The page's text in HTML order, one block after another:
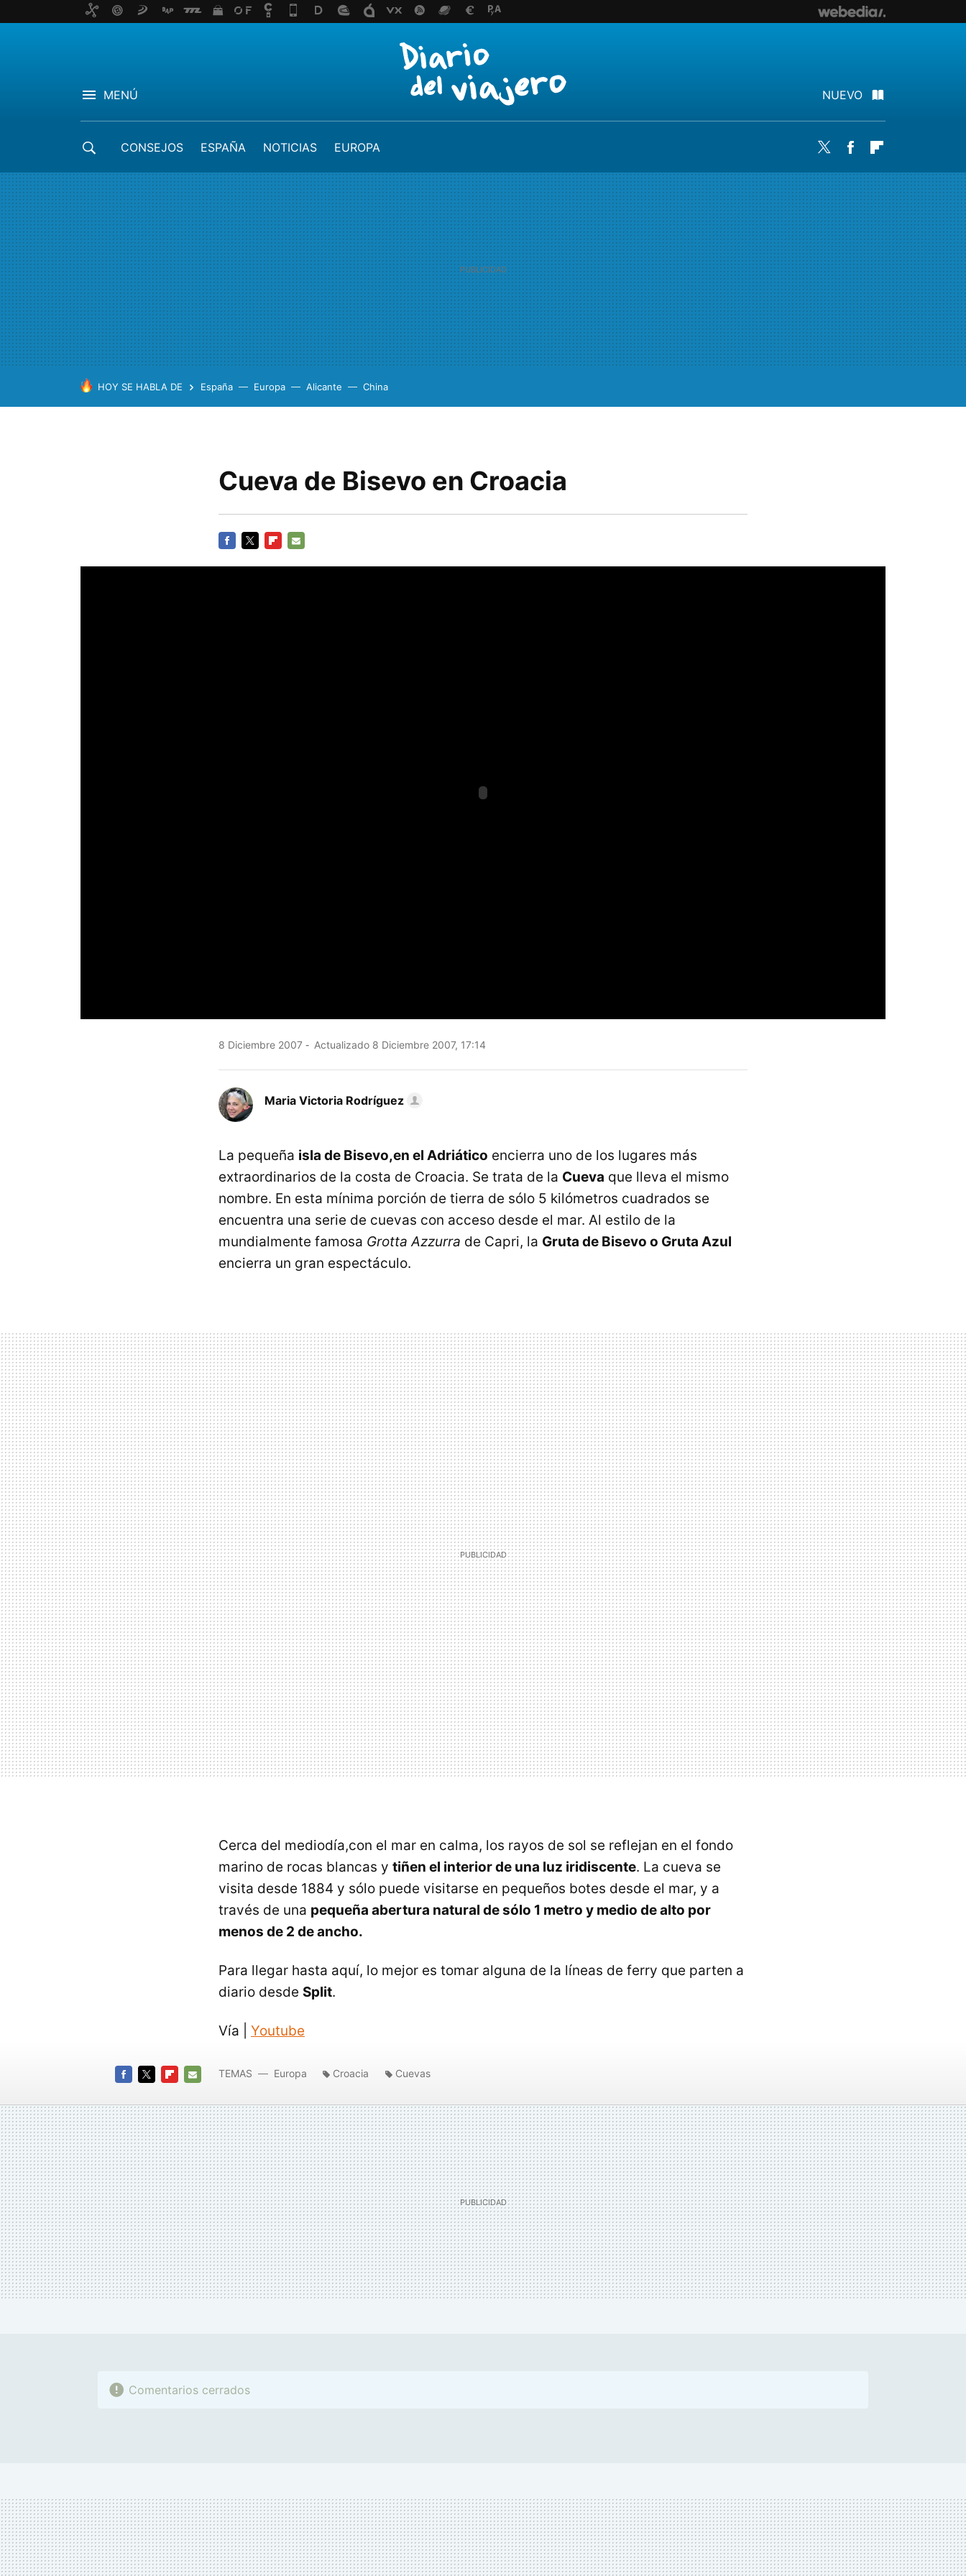
MENÚ NUEVO
CONSEJOS ESPAÑA NOTICIAS EUROPA Twitter Facebook
HOY SE HABLA DE España Europa Alicante China
Cueva de Bisevo en Croacia
8 Diciembre 2007 Actualizado 8 Diciembre 2007, 17:14
Maria Victoria Rodríguez
La pequeña isla de Bisevo,en el Adriático encierra uno de los lugares más
extraordinarios de la costa de Croacia. Se trata de la Cueva que lleva el mismo
nombre. En esta mínima porción de tierra de sólo 5 kilómetros cuadrados se
encuentra una serie de cuevas con acceso desde el mar. Al estilo de la
mundialmente famosa Grotta Azzurra de Capri, la Gruta de Bisevo o Gruta Azul
encierra un gran espectáculo.
Cerca del mediodía,con el mar en calma, los rayos de sol se reflejan en el fondo
marino de rocas blancas y tiñen el interior de una luz iridiscente. La cueva se
visita desde 1884 y sólo puede visitarse en pequeños botes desde el mar, y a
través de una pequeña abertura natural de sólo 1 metro y medio de alto por
menos de 2 de ancho.
Para llegar hasta aquí, lo mejor es tomar alguna de la líneas de ferry que parten a
diario desde Split.
Vía | Youtube
MAIL
TEMAS Europa Croacia Cuevas
Comentarios cerrados